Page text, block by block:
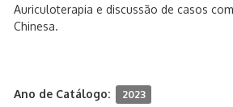
Auriculoterapia e discussão de casos
Chinesa.
Ano de Catálogo: 2023